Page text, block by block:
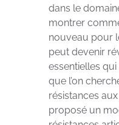
dans le
montrer
nouveau pour
peut devenir
essentielles
que l’on
résistances
proposé un